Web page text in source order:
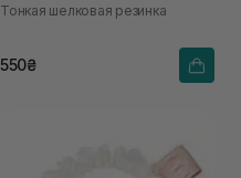
Тонкая шелковая резинка
550₴